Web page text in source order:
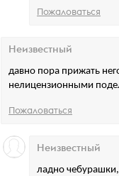
Пожаловаться
давно пора прижать
нелицензионными
Неизвестный
Пожаловаться
ладно
Неизвестный